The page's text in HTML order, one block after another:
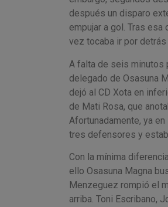
después un disparo
empujar a gol. Tras
vez tocaba ir por detrás
A falta de seis minutos
delegado de Osasuna
dejó al CD Xota en
de Mati Rosa, que
Afortunadamente, ya
tres defensores y
Con la mínima
ello Osasuna Magna
Menzeguez rompió el
arriba. Toni Escribano,